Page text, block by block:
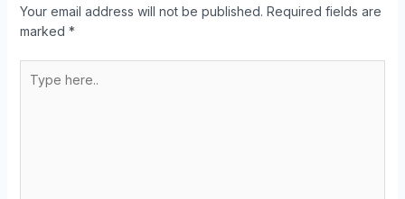
Your email address will not be published. Required fields are
marked *